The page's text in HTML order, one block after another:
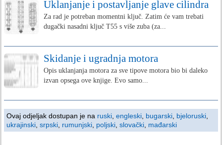
Uklanjanje i postavljanje glave cilindra
Za rad je potreban momentni ključ. Zatim će vam trebati
dugački nasadni ključ T55 s više zuba (za...
Skidanje i ugradnja motora
Opis uklanjanja motora za sve tipove motora bio bi daleko
izvan opsega ove knjige. Evo samo...
Ovaj odjeljak dostupan je na ruski engleski bugarski bjeloruski
ukrajinski srpski rumunjski poljski slovački mađarski